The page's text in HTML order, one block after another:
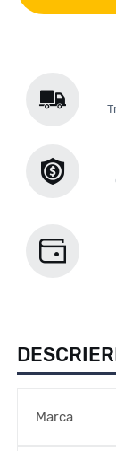
Marca